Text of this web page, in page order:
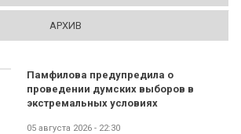
АРХИВ
Памфилова предупредила о
проведении думских выборов в
экстремальных условиях
05 августа 2026 - 22:30